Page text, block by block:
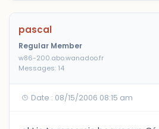
pascal
Regular Member
w86-200.abo.wanadoo.fr
Messages: 14
Date : 08/15/2006 08:15 am